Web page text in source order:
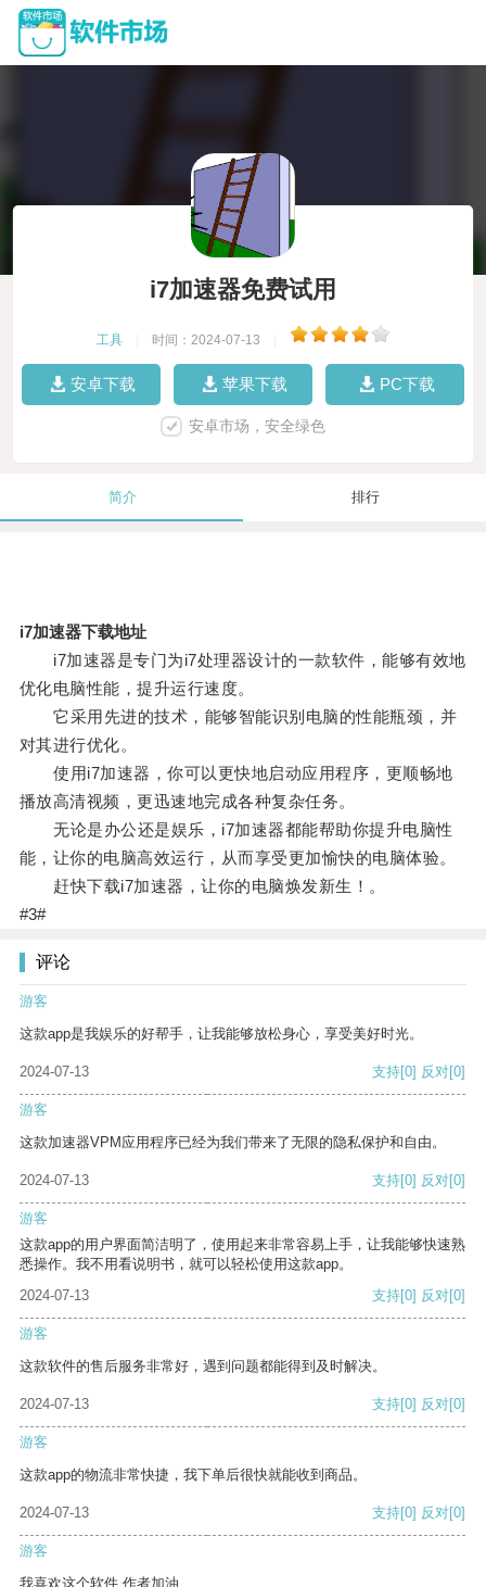
i7加速器免费试用
工具 时间：2024-07-13
安卓下载 苹果下载 PC下载
安卓市场，安全绿色
简介 排行
i7加速器下载地址
i7加速器是专门为i7处理器设计的一款软件，能够有效地
优化电脑性能，提升运行速度。
它采用先进的技术，能够智能识别电脑的性能瓶颈，并
对其进行优化。
使用i7加速器，你可以更快地启动应用程序，更顺畅地
播放高清视频，更迅速地完成各种复杂任务。
无论是办公还是娱乐，i7加速器都能帮助你提升电脑性
能，让你的电脑高效运行，从而享受更加愉快的电脑体验。
赶快下载i7加速器，让你的电脑焕发新生！。
#3#
评论
游客
这款app是我娱乐的好帮手，让我能够放松身心，享受美好时光。
2024-07-13 支持[0] 反对[0]
游客
这款加速器VPM应用程序已经为我们带来了无限的隐私保护和自由。
2024-07-13 支持[0] 反对[0]
游客
这款app的用户界面简洁明了，使用起来非常容易上手，让我能够快速熟
悉操作。我不用看说明书，就可以轻松使用这款app。
2024-07-13
支持[0] 反对[0]
游客
这款软件的售后服务非常好，遇到问题都能得到及时解决。
2024-07-13 支持[0] 反对[0]
游客
这款app的物流非常快捷，我下单后很快就能收到商品。
2024-07-13 支持[0] 反对[0]
游客
我喜欢这个软件 作者加油